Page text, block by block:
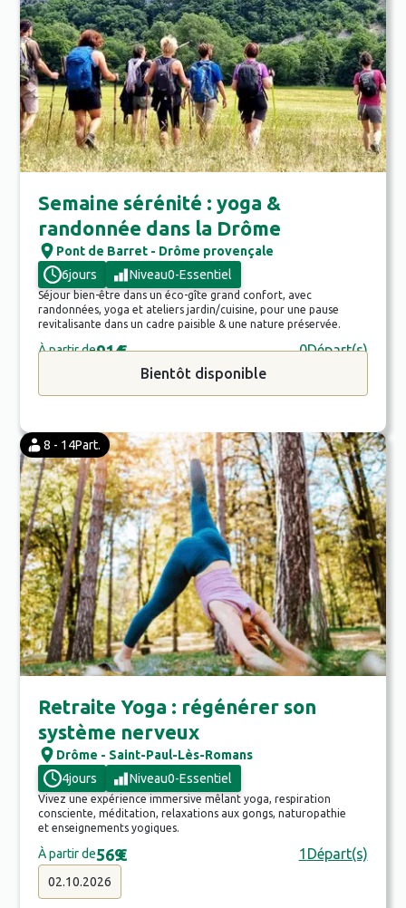
Semaine sérénité : yoga &
randonnée dans la Drôme
Pont de Barret - Drôme provençale
6jours Niveau0-Essentiel
Séjour bien-être dans un éco-gîte grand confort, avec
randonnées, yoga et ateliers jardin/cuisine, pour une pause
revitalisante dans un cadre paisible & une nature préservée.
À partir de914€ 0Départ(s)
Bientôt disponible
8 - 14Part.
Retraite Yoga : régénérer son
système nerveux
Drôme - Saint-Paul-Lès-Romans
4jours Niveau0-Essentiel
Vivez une expérience immersive mêlant yoga, respiration
consciente, méditation, relaxations aux gongs, naturopathie
et enseignements yogiques.
À partir de569€ 1 Départ(s)
02.10.2026